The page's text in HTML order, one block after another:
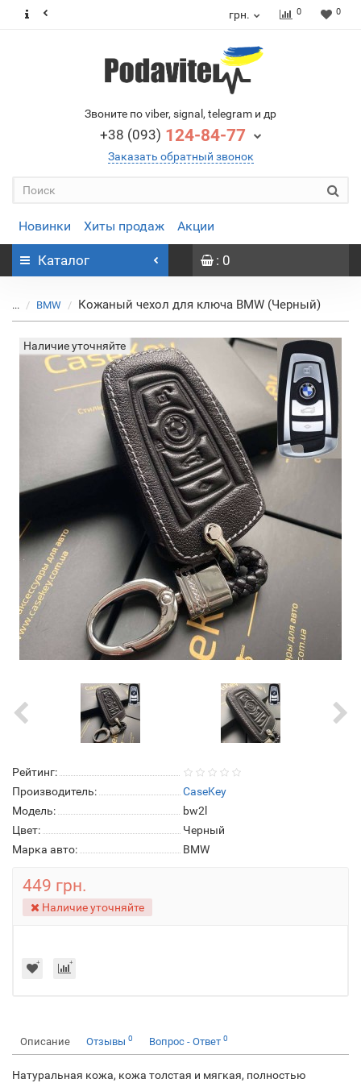
грн. 0 0
Звоните по viber, signal, telegram и др
+38 (093) 124-84-77
Заказать обратный звонок
Новинки Хиты продаж Акции
Каталог : 0
... BMW Кожаный чехол для ключа BMW (Черный)
Наличие уточняйте
Рейтинг:
Производитель:
CaseKey
Модель:
bw2l
Цвет:
Черный
Марка авто:
BMW
449 грн.
Наличие уточняйте
Описание Отзывы 0 Вопрос - Ответ 0
Натуральная кожа, кожа толстая и мягкая, полностью